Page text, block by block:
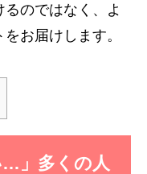
のではなく、よ
お届けします。
…」多くの人